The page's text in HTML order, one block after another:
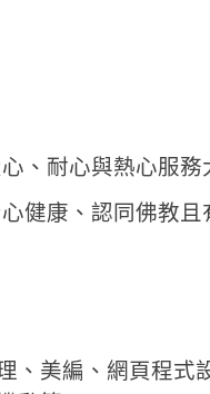
、耐心與熱心服務
健康、認同佛教且
、美編、網頁程